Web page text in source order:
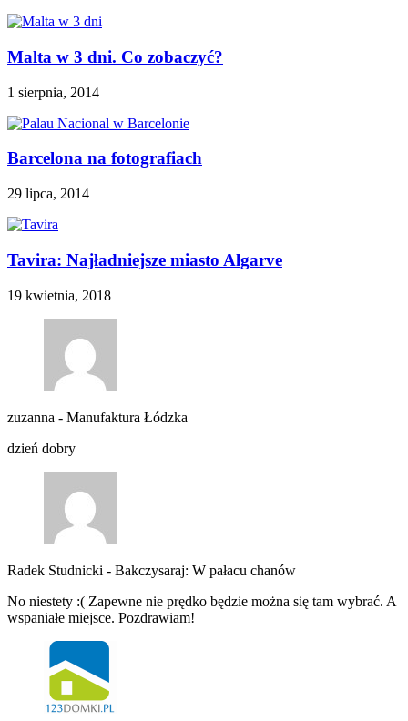
Malta w 3 dni. Co zobaczyć?
1 sierpnia, 2014
Barcelona na fotografiach
29 lipca, 2014
Tavira: Najładniejsze miasto Algarve
19 kwietnia, 2018
zuzanna - Manufaktura Łódzka
dzień dobry
Radek Studnicki - Bakczysaraj: W pałacu chanów
No niestety :( Zapewne nie prędko będzie można się tam wybrać. A
wspaniałe miejsce. Pozdrawiam!